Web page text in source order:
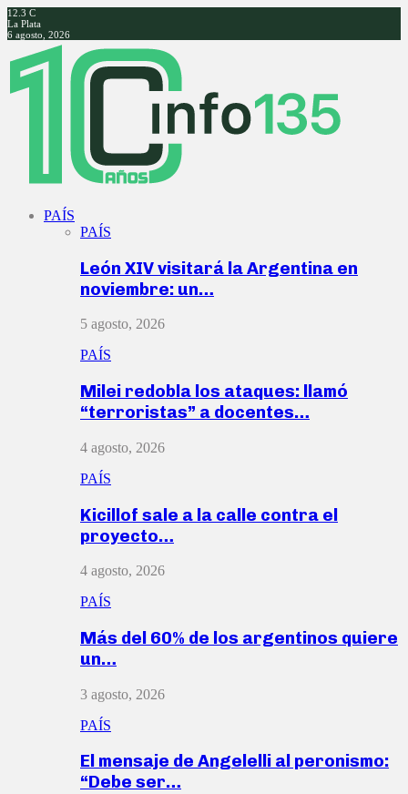
12.3 C
La Plata
6 agosto, 2026
Facebook
Twitter
Instagram
Youtube
PAÍS
PAÍS
León XIV visitará la Argentina en
noviembre: un…
5 agosto, 2026
PAÍS
Milei redobla los ataques: llamó
“terroristas” a docentes…
4 agosto, 2026
PAÍS
Kicillof sale a la calle contra el
proyecto…
4 agosto, 2026
PAÍS
Más del 60% de los argentinos quiere
un…
3 agosto, 2026
PAÍS
El mensaje de Angelelli al peronismo:
“Debe ser…